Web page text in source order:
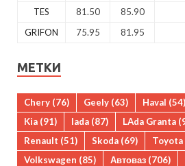
TES
81.50 85.90
GRIFON
75.95 81.95
МЕТКИ
Chery (76) Geely (63) Haval (54)
Kia (91) lada (87) LAda Granta
Renault (51) Skoda (69) Toyota
Volkswagen (85) Автоваз (706)